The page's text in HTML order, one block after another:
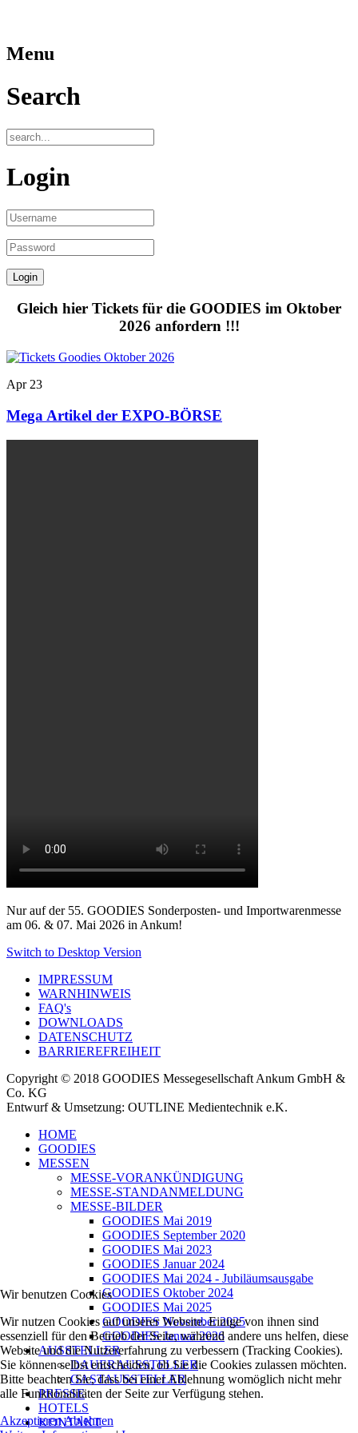
Menu
Search
Login
Gleich hier Tickets für die GOODIES im Oktober
2026 anfordern !!!
Apr 23
Mega Artikel der EXPO-BÖRSE
Nur auf der 55. GOODIES Sonderposten- und Importwarenmesse
am 06. & 07. Mai 2026 in Ankum!
Switch to Desktop Version
IMPRESSUM
WARNHINWEIS
FAQ's
DOWNLOADS
DATENSCHUTZ
BARRIEREFREIHEIT
Copyright © 2018 GOODIES Messegesellschaft Ankum GmbH &
Co. KG
Entwurf & Umsetzung: OUTLINE Medientechnik e.K.
HOME
GOODIES
MESSEN
MESSE-VORANKÜNDIGUNG
MESSE-STANDANMELDUNG
MESSE-BILDER
GOODIES Mai 2019
GOODIES September 2020
GOODIES Mai 2023
GOODIES Januar 2024
GOODIES Mai 2024 - Jubiläumsausgabe
GOODIES Oktober 2024
GOODIES Mai 2025
GOODIES November 2025
GOODIES Januar 2026
AUSSTELLER
DAUERAUSSTELLER
GASTAUSSTELLER
PRESSE
HOTELS
KONTAKT
Wir benutzen Cookies
Wir nutzen Cookies auf unserer Website. Einige von ihnen sind
essenziell für den Betrieb der Seite, während andere uns helfen, diese
Website und die Nutzererfahrung zu verbessern (Tracking Cookies).
Sie können selbst entscheiden, ob Sie die Cookies zulassen möchten.
Bitte beachten Sie, dass bei einer Ablehnung womöglich nicht mehr
alle Funktionalitäten der Seite zur Verfügung stehen.
AkzeptierenAblehnen